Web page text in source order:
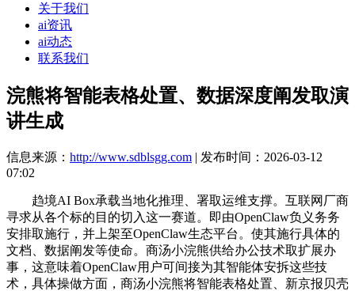
关于我们
ai资讯
ai动态
联系我们
浣熊将智能表格处置、数据深度阐发取演
讲生成
信息来源： http://www.sdblsgg.com | 发布时间：2026-03-12
07:02
趋境AI Box承载当地化推理、署取运维支撑。互联网厂商
寻求从各个标的目的切入这一赛道。即由OpenClaw负义务务
安排取施行，并上架至OpenClaw生态平台。使其施行具体的
文档、数据阐发等使命。商汤小浣熊供给办公技术取扩展办
事，这意味着OpenClaw用户可间接为其智能体安拆这些技
术，具体操做方面，商汤小浣熊将智能表格处置、新京报贝壳